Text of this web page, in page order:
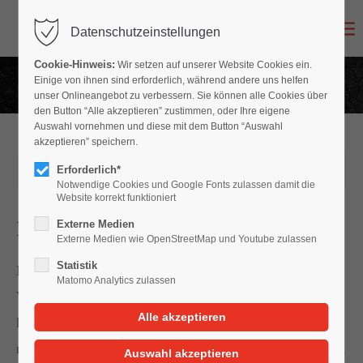
Login
Benutzername
Passwort
Anmelden
Lost your password?
07.12.2020 14:59
Haftpflicht- oder Kaskoschaden?
Haftpflicht und Kasko. Das sind Begriffe, die im
Versicherungswesen häufig vorkommen. Und dennoch
kann eine Expertendefinition nicht schaden. Wenn Sie
mit Ihrem Wagen vorschriftsmäßig an der Ampel halten
Datenschutzeinstellungen
Cookie-Hinweis: Wir setzen auf unserer Website Cookies ein.
Einige von ihnen sind erforderlich, während andere uns helfen
unser Onlineangebot zu verbessern. Sie können alle Cookies über
den Button “Alle akzeptieren” zustimmen, oder Ihre eigene
Auswahl vornehmen und diese mit dem Button “Auswahl
akzeptieren” speichern.
Erforderlich*
Notwendige Cookies und Google Fonts zulassen damit die
Website korrekt funktioniert
Externe Medien
Externe Medien wie OpenStreetMap und Youtube zulassen
Statistik
Matomo Analytics zulassen